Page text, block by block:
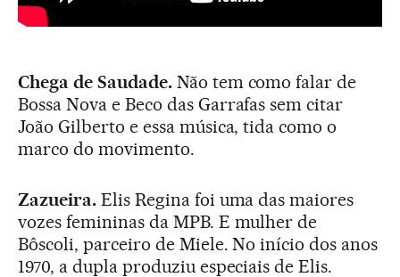
Chega de Saudade.Não tem como falar de
Bossa Nova e Beco das Garrafas sem citar
João Gilberto e essa música, tida como o
marco do movimento.
Zazueira.Elis Regina foi uma das maiores
vozes femininas da MPB. E mulher de
Bôscoli, parceiro de Miele. No início dos anos
1970, a dupla produziu especiais de Elis.